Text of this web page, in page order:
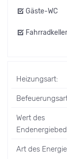
Gäste-WC
Fahrradkeller
Heizungsart:
Wert des
Art des